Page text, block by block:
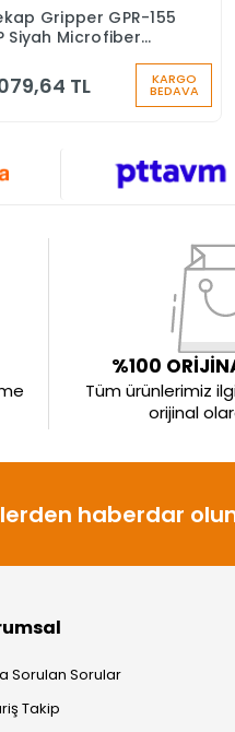
Sepete Ekle
Gripper GPR-155
Siyah Microfiber
TL KARGO
BEDAVA
%100
Tüm ürünlerimiz
orijinal
haberdar
Sorulan Sorular
Takip